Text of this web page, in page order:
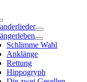
Schlimme Wahl
Anklänge
Rettung
Hippogryph